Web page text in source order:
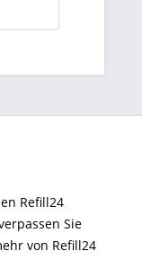
Refill24
Sie
von Refill24